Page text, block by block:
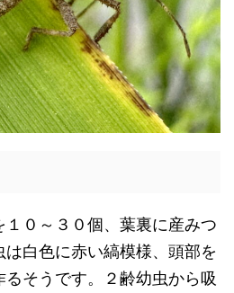
０～３０個、葉裏に産みつ
白色に赤い縞模様、頭部を
そうです。２齢幼虫から吸